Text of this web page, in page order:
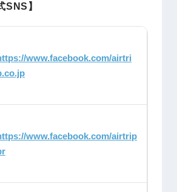
SNS】
www.facebook.com/airtri
www.facebook.com/airtrip